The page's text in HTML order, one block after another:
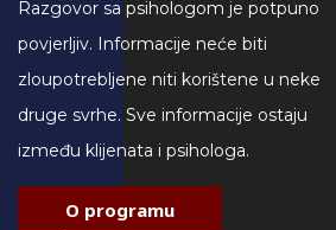
Razgovor sa psihologom je potpuno
povjerljiv. Informacije neće biti
zloupotrebljene niti korištene u neke
druge svrhe. Sve informacije ostaju
između klijenata i psihologa.
O programu